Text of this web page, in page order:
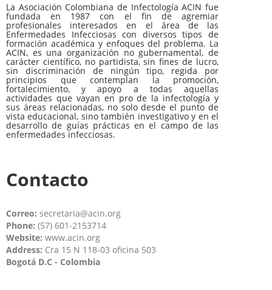
La Asociación Colombiana de Infectología ACIN fue
fundada en 1987 con el fin de agremiar
profesionales interesados en el área de las
Enfermedades Infecciosas con diversos tipos de
formación académica y enfoques del problema. La
ACIN, es una organización no gubernamental, de
carácter científico, no partidista, sin fines de lucro,
sin discriminación de ningún tipo, regida por
principios que contemplan la promoción,
fortalecimiento, y apoyo a todas aquellas
actividades que vayan en pro de la infectología y
sus áreas relacionadas, no solo desde el punto de
vista educacional, sino también investigativo y en el
desarrollo de guías prácticas en el campo de las
enfermedades infecciosas.
Contacto
Correo: secretaria@acin.org
Phone: (57) 601-2153714
Website: www.acin.org
Address: Cra 15 N 118-03 oficina 503
Bogotá D.C - Colombia